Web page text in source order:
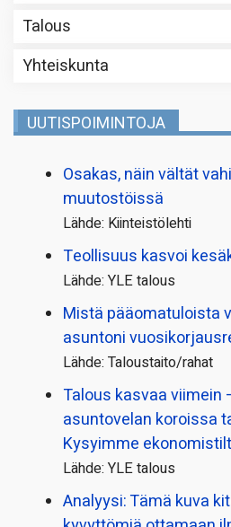
Talous
Yhteiskunta
UUTISPOIMINTOJA
Osakas, näin vältät
muutostöissä
Lähde: Kiinteistölehti
Teollisuus kasvoi
Lähde: YLE talous
Mistä pääoma­tuloista
asuntoni
Lähde: Taloustaito/rahat
Talous kasvaa viimein
asuntovelan koroissa
Kysyimme
Lähde: YLE talous
Analyysi: Tämä kuva